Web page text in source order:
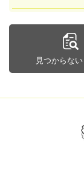
見つからな